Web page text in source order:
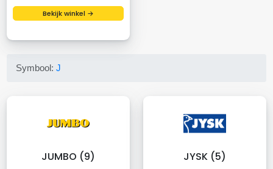
Bekijk winkel →
Symbool:J
JUMBO (9) JYSK (5)